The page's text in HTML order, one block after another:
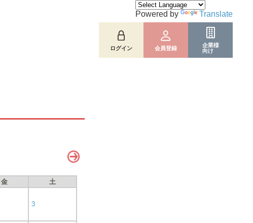
ログイン 会員登録
企業様
向け
Powered by Translate
金 土
3